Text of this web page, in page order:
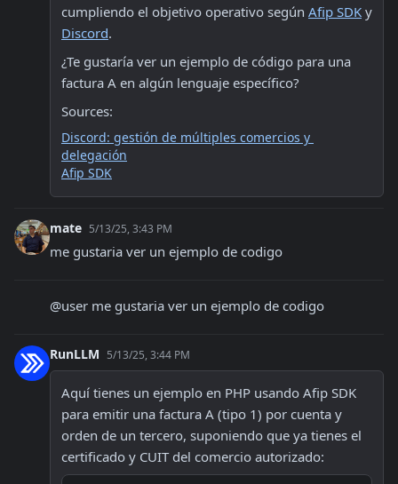
cumpliendo el objetivo operativo según Afip SDK
Discord.
¿Te gustaría ver un ejemplo de código para una
factura A en algún lenguaje específico?
Sources:
Discord: gestión de múltiples comercios y
delegación
Afip SDK
mate 5/13/25, 3:43 PM
me gustaria ver un ejemplo de codigo
@user me gustaria ver un ejemplo de codigo
RunLLM 5/13/25, 3:44 PM
Aquí tienes un ejemplo en PHP usando Afip SDK
para emitir una factura A (tipo 1) por cuenta y
orden de un tercero, suponiendo que ya tienes el
certificado y CUIT del comercio autorizado: